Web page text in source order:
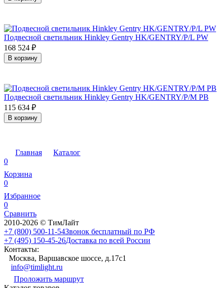
Подвесной светильник Hinkley Gentry HK/GENTRY/P/L PW
168 524 ₽
В корзину
Подвесной светильник Hinkley Gentry HK/GENTRY/P/M PB
115 634 ₽
В корзину
Главная
Каталог
0
Корзина
0
Избранное
0
Сравнить
2010-2026 © ТимЛайт
+7 (800) 500-11-54Звонок бесплатный по РФ
+7 (495) 150-45-26Доставка по всей России
Контакты:
Москва, Варшавское шоссе, д.17c1
info@timlight.ru
Проложить маршрут